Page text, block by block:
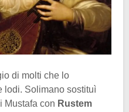
di molti che lo
lodi. Solimano sostituì
Mustafa con Rustem